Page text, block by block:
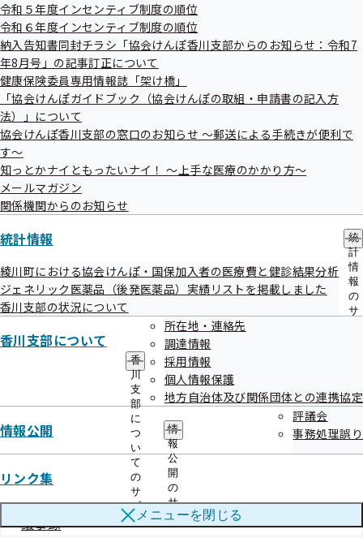
ー
令和５年度インセンティブ制度の順位
令和６年度インセンティブ制度の順位
納入告知書同封チラシ「協会けんぽ香川支部からのお知らせ：令和7
年8月号」の記事訂正について
健康保険委員専用情報誌「架け橋」
「協会けんぽガイドブック（協会けんぽの取組・申請書の記入方
法）」について
協会けんぽ香川支部の窓口のお知らせ ～郵送による手続きが便利で
す～
知っとかナイともったいナイ！ ～上手な医療のかかり方～
メールマガジン
関係機関からのお知らせ
統計情報
統
計
情
報
の
サ
綾川町における協会けんぽ・国保加入者の医療費と健診結果分析
ジェネリック医薬品（後発医薬品）実績リストを掲載しました
香川支部の状況について
香川支部について
香
川
支
部
に
つ
い
て
の
サ
ブ
メ
所在地・連絡先
調達情報
採用情報
個人情報保護
地方自治体及び関係団体との連携協定
情報公開
情
報
公
開
の
サ
ブ
メ
評議会
事務処理誤り
リンク集
メニューを閉じる
傍聴方法についての詳細、傍聴申込書は別紙をご覧くださ
い。
傍聴申込書
担当
全国健康保険協会香川支部
企画総務グループ 担当：井上
電話：087-811-0570（自動音声④にてご案内しておりま
す。）
FAX：087-811-4550
第84回香川支部評議会
令和07年10月22日開催
開催案内
資料
議事録